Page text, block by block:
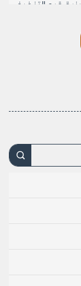
قيد التنفيذ
مجلس مدينة